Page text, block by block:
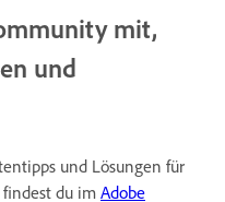
mit,
und
und Lösungen für
du im Adobe